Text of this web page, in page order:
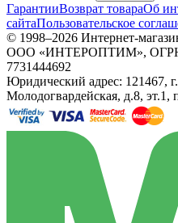
ГарантииВозврат товараОб
сайтаПользовательское
© 1998–2026 Интернет-
ООО «ИНТЕРОПТИМ», ОГРН
7731444692
Юридический адрес: 121467,
Молодогвардейская, д.8, эт.1,